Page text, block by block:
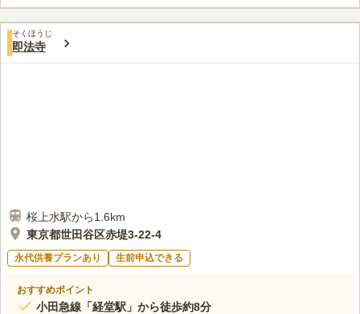
口コミ評価
この霊園はまだ誰からも評価されていません。
そくほうじ
即法寺
桜上水駅から1.6km
東京都世田谷区赤堤3-22-4
永代供養プランあり 生前申込できる
おすすめポイント
小田急線「経堂駅」から徒歩約8分